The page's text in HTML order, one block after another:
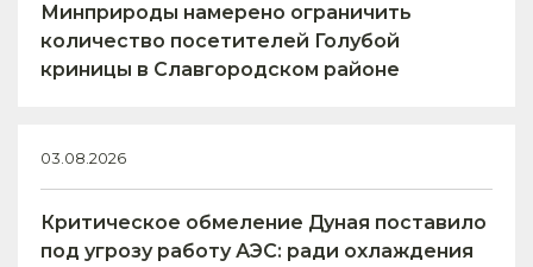
Минприроды намерено ограничить
количество посетителей Голубой
криницы в Славгородском районе
03.08.2026
Критическое обмеление Дуная поставило
под угрозу работу АЭС: ради охлаждения